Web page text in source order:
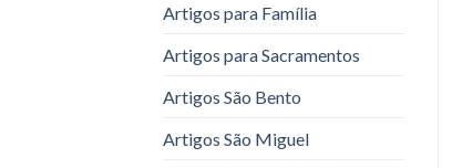
Artigos para Família
Artigos para Sacramentos
Artigos São Bento
Artigos São Miguel